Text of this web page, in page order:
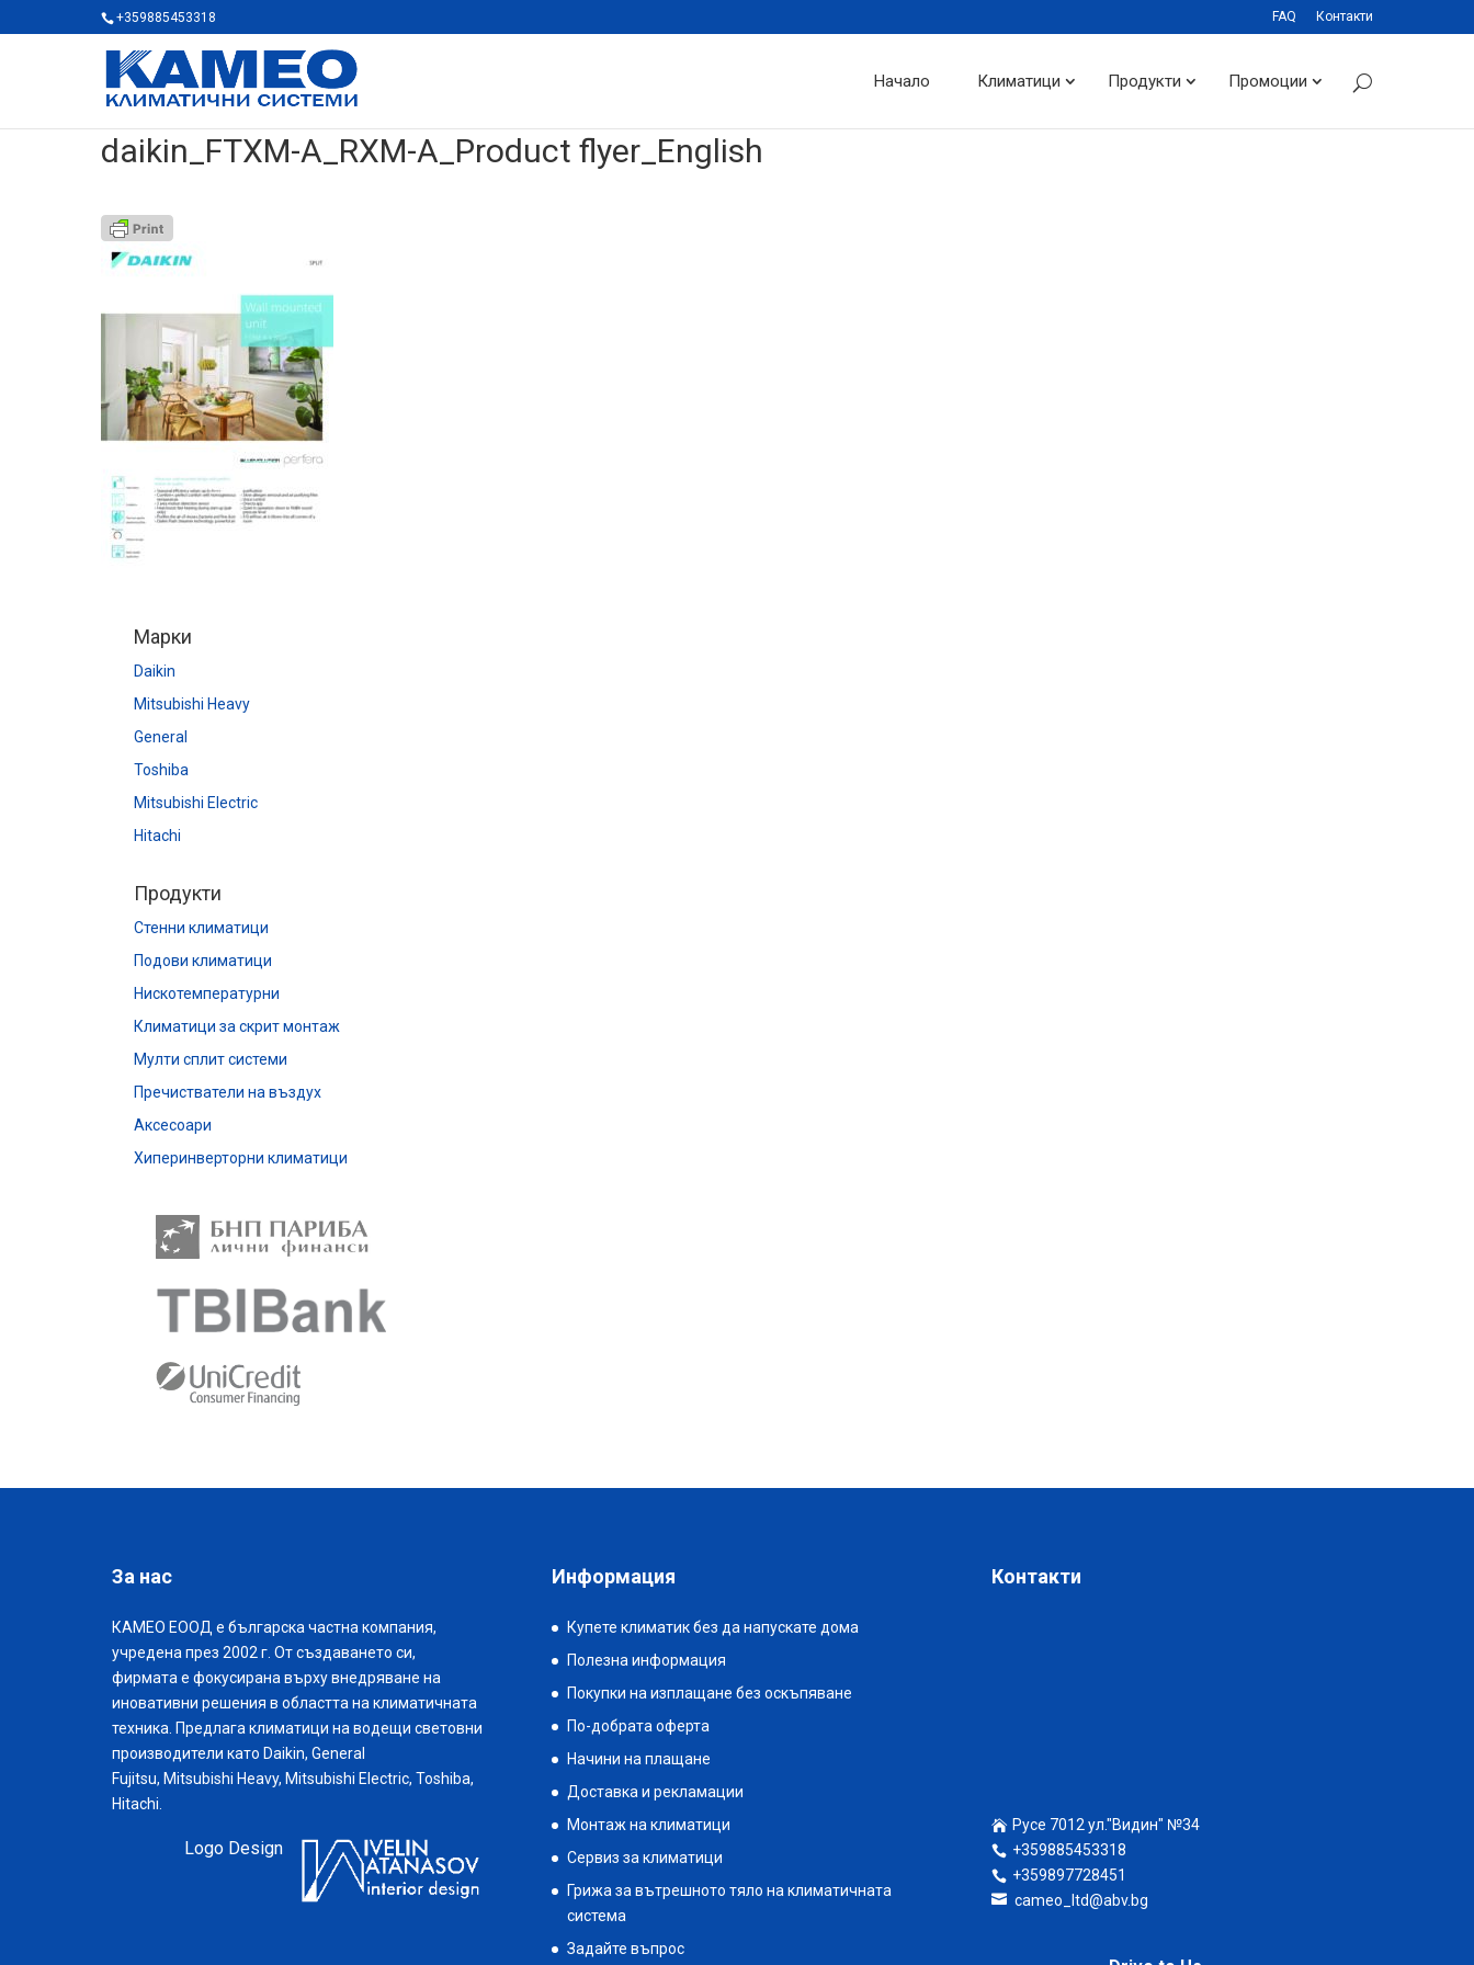
+359885453318 FAQ Контакти
Начало Климатици Продукти Промоции
daikin_FTXM-A_RXM-A_Product flyer_English
Марки
Daikin
Mitsubishi Heavy
General
Toshiba
Mitsubishi Electric
Hitachi
Продукти
Стенни климатици
Подови климатици
Нискотемпературни
Климатици за скрит монтаж
Мулти сплит системи
Пречистватели на въздух
Аксесоари
Хиперинверторни климатици
За нас
КАМЕО ЕООД е българска частна компания,
учредена през 2002 г. От създаването си,
фирмата е фокусирана върху внедряване на
иновативни решения в областта на климатичната
техника. Предлага климатици на водещи световни
производители като Daikin, General
Fujitsu, Mitsubishi Heavy, Mitsubishi Electric, Toshiba,
Hitachi.
Logo Design
Информация
Купете климатик без да напускате дома
Полезна информация
Покупки на изплащане без оскъпяване
По-добрата оферта
Начини на плащане
Доставка и рекламации
Монтаж на климатици
Сервиз за климатици
Грижа за вътрешното тяло на климатичната
система
Задайте въпрос
Контакти
Русе 7012 ул."Видин" №34
+359885453318
+359897728451
cameo_ltd@abv.bg